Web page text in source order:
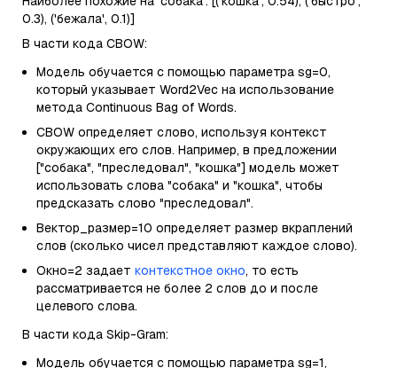
0.3), ('бежала', 0.1)]
В части кода CBOW:
Модель обучается с помощью параметра sg=0,
который указывает Word2Vec на использование
метода Continuous Bag of Words.
CBOW определяет слово, используя контекст
окружающих его слов. Например, в предложении
["собака", "преследовал", "кошка"] модель может
использовать слова "собака" и "кошка", чтобы
предсказать слово "преследовал".
Вектор_размер=10 определяет размер вкраплений
слов (сколько чисел представляют каждое слово).
Окно=2 задает контекстное окно, то есть
рассматривается не более 2 слов до и после
целевого слова.
В части кода Skip-Gram:
Модель обучается с помощью параметра sg=1,